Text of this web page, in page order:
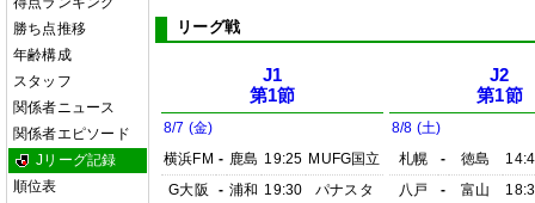
勝ち点推移
年齢構成
スタッフ
関係者ニュース
関係者エピソード
Jリーグ記録
順位表
リーグ戦
J1
第1節
8/7 (金)
横浜FM - 鹿島 19:25 MUFG国立
G大阪
- 浦和 19:30
パナスタ
J2
第1節
8/8 (土)
札幌
- 徳島
八戸
- 富山